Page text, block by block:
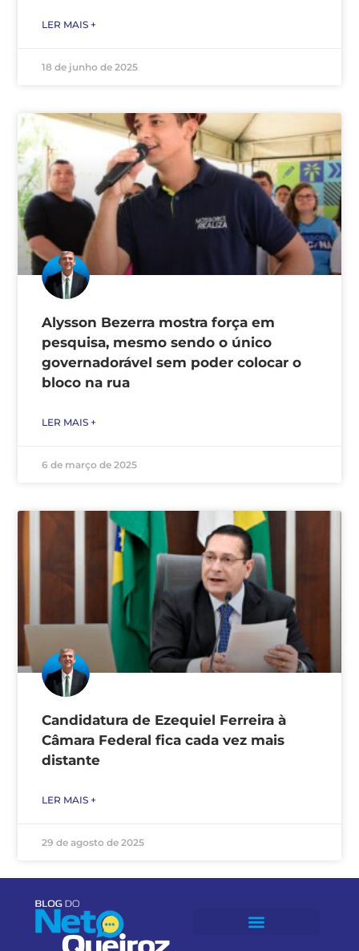
LER MAIS +
18 de junho de 2025
Alysson Bezerra mostra força em
pesquisa, mesmo sendo o único
governadorável sem poder colocar o
bloco na rua
LER MAIS +
6 de março de 2025
Candidatura de Ezequiel Ferreira à
Câmara Federal fica cada vez mais
distante
LER MAIS +
29 de agosto de 2025